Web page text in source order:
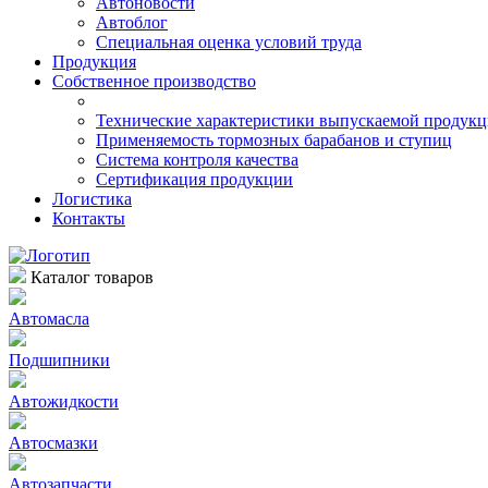
Автоблог
Специальная оценка условий труда
Продукция
Собственное производство
Технические характеристики выпускаемой
Применяемость тормозных барабанов и ступиц
Система контроля качества
Сертификация продукции
Логистика
Контакты
Каталог товаров
Автомасла
Подшипники
Автожидкости
Автосмазки
Автозапчасти